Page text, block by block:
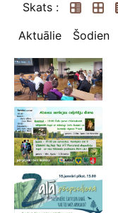
Skats :
Aktuālie
Šodien